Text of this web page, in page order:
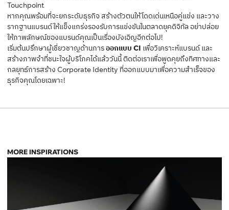
Touchpoint
หากคุณพร้อมที่จะยกระดับธุรกิจ สร้างตัวตนให้โดดเด่นเหนือคู่แข่ง และวาง
รากฐานแบรนด์ให้แข็งแกร่งรองรับการแข่งขันในตลาดยุคดิจิทัล อย่าปล่อย
ให้ภาพลักษณ์ของแบรนด์คุณเป็นเรื่องบังเอิญอีกต่อไป!
เริ่มต้นปรึกษาผู้เชี่ยวชาญด้านการออกแบบ CI เพื่อวิเคราะห์แบรนด์ และ
สร้างภาพจำที่ชนะใจผู้บริโภคได้แล้ววันนี้ ติดต่อเราเพื่อพูดคุยถึงทิศทางและ
กลยุทธ์การสร้าง Corporate Identity ที่ออกแบบมาเพื่อความสำเร็จของ
ธุรกิจคุณโดยเฉพาะ!
MORE INSPIRATIONS